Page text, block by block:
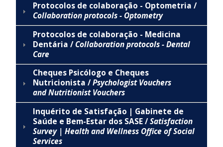
Protocolos de colaboração - Optometria /
Collaboration protocols - Optometry
Protocolos de colaboração - Medicina
Dentária /Collaboration protocols - Dental
Care
Cheques Psicólogo e Cheques
Nutricionista /Psychologist Vouchers
andNutritionist Vouchers
Inquérito de Satisfação | Gabinete de
Saúde e Bem-Estar dos SASE /Satisfaction
Survey | Health and Wellness Office of Social
Services